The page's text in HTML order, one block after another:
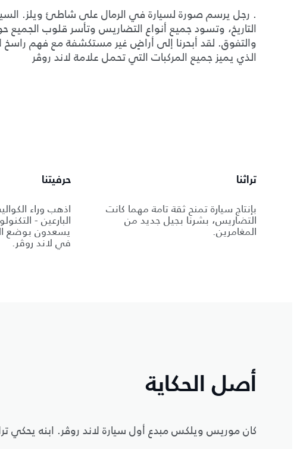
. رجل يرسم صورة لسيارة في الرمال على شاطئ ويلز.
التاريخ، وتسود جميع أنواع التضاريس وتأسر قلوب الجميع
والتفوق. لقد أبحرنا إلى أراضٍ غير مستكشفة مع فهم راسخ
الذي يميز جميع المركبات التي تحمل علامة لاند روڤر
تراثنا
بإنتاج سيارة تمنح ثقة تامة مهما كانت
التضاريس، بشرنا بجيل جديد من
المغامرين.
حرفيتنا
اذهب وراء
البارعين -
يسعدون بوضع
في لاند روڤر.
أصل الحكاية
كان موريس ويلكس مبدع أول سيارة لاند روڤر. ابنه يحكي